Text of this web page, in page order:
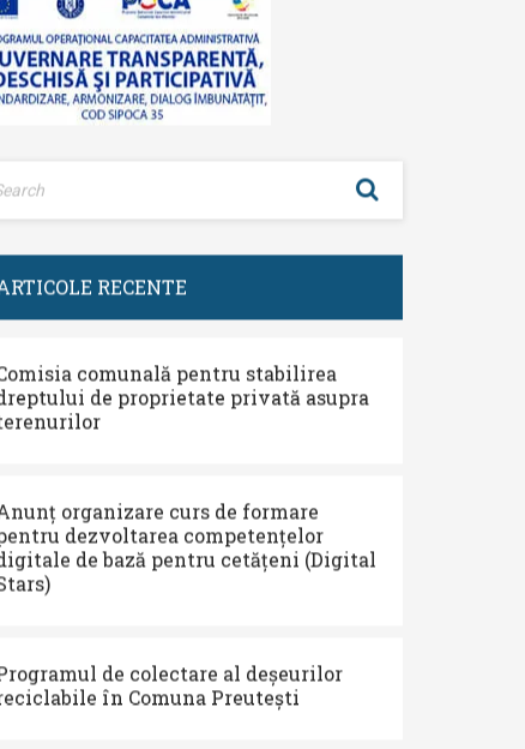
RECENTE
comunală pentru stabilirea
de proprietate privată asupra
organizare curs de formare
dezvoltarea competențelor
de bază pentru cetățeni (Digital
de colectare al deșeurilor
în Comuna Preutești